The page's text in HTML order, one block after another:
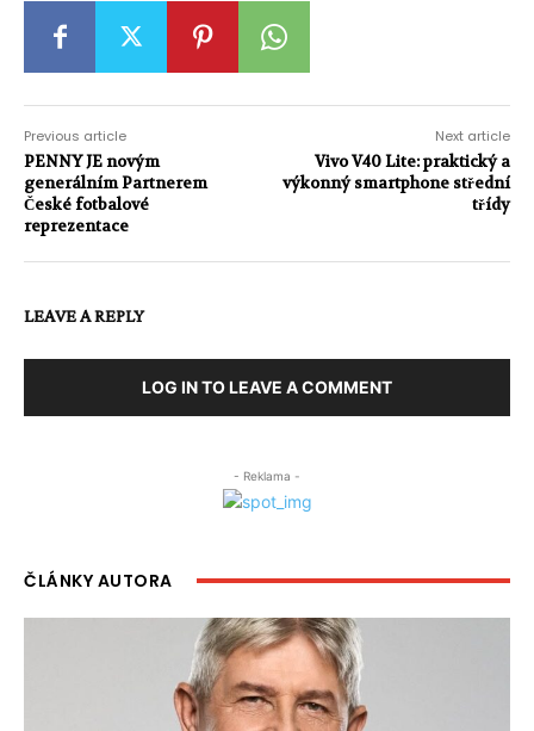
Previous article
PENNY JE novým
generálním Partnerem
České fotbalové
reprezentace
Next article
Vivo V40 Lite: praktický a
výkonný smartphone střední
třídy
LEAVE A REPLY
LOG IN TO LEAVE A COMMENT
- Reklama -
ČLÁNKY AUTORA